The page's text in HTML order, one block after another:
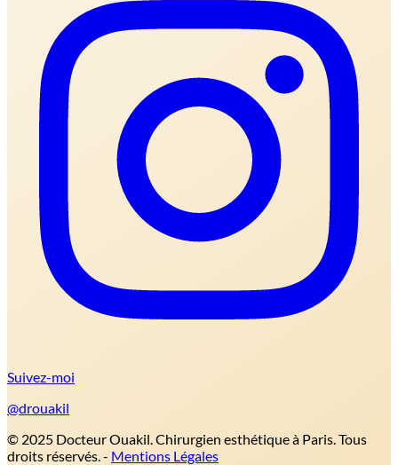
Suivez-moi
@drouakil
© 2025 Docteur Ouakil. Chirurgien esthétique à Paris. Tous
droits réservés. - Mentions Légales